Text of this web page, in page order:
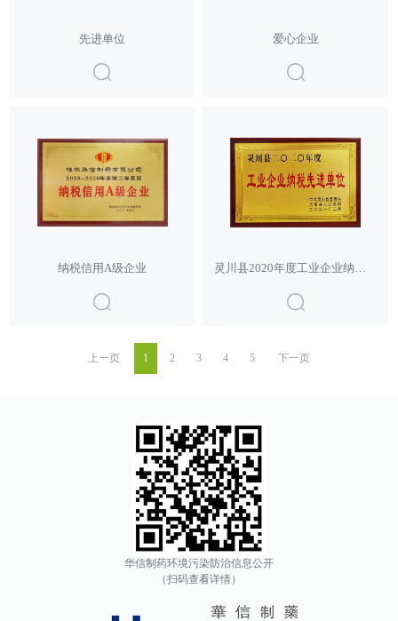
先进单位 爱心企业
纳税信用A级企业 灵川县2020年度工业企业纳税先进单位
上一页 1 2 3 4 5 下一页
华信制药环境污染防治信息公开
（扫码查看详情）